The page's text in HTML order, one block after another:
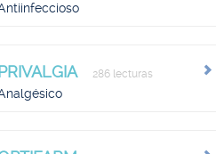
PRIVALGIA 286 lecturas